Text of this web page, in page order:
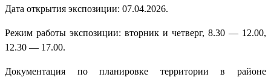
Дата открытия экспозиции: 07.04.2026.
Режим работы экспозиции: вторник и четверг, 8.30 — 12.00,
12.30 — 17.00.
Документация по планировке территории в районе